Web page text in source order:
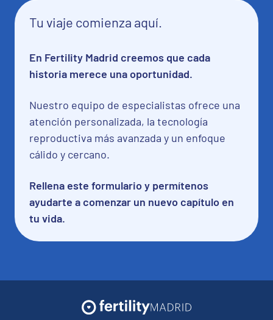
Tu viaje comienza aquí.
En Fertility Madrid creemos que cada
historia merece una oportunidad.
Nuestro equipo de especialistas ofrece una
atención personalizada, la tecnología
reproductiva más avanzada y un enfoque
cálido y cercano.
Rellena este formulario y permítenos
ayudarte a comenzar un nuevo capítulo en
tu vida.